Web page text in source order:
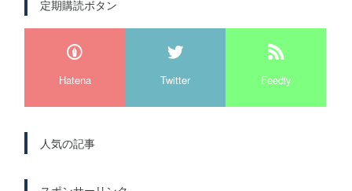
定期購読ボタン
Hatena Twitter Feedly
人気の記事